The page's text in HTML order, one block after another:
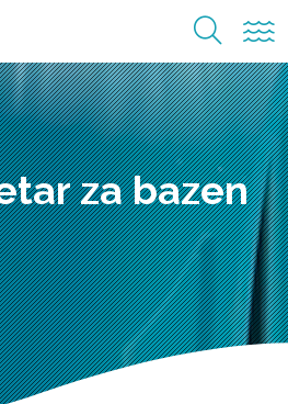
za bazen